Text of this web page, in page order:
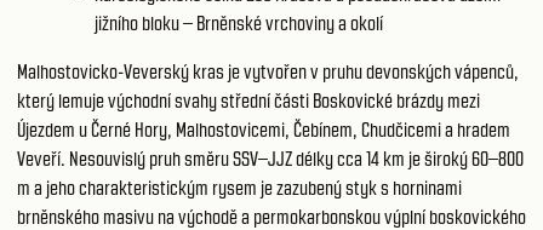
jižního bloku – Brněnské vrchoviny a okolí
Malhostovicko-Veverský kras je vytvořen v pruhu devonských vápenců,
který lemuje východní svahy střední části Boskovické brázdy mezi
Újezdem u Černé Hory, Malhostovicemi, Čebínem, Chudčicemi a hradem
Veveří. Nesouvislý pruh směru SSV–JJZ délky cca 14 km je široký 60–800
m a jeho charakteristickým rysem je zazubený styk s horninami
brněnského masivu na východě a permokarbonskou výplní boskovického